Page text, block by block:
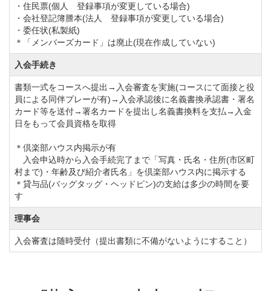
・住民票(個人 登録事項が変更している場合)
・会社登記簿謄本(法人 登録事項が変更している場合)
・委任状(私製紙)
＊「メンバーズカード」は廃止(現在作成していない)
入会手続き
書類一式をコースへ提出→入会審査を実施(コースにて面接と役
員による同伴プレーが有)→入会承認後に名義書換承認書・署名
カード等を送付→署名カードを提出し名義書換料を支払→入金
日をもって会員資格を取得
＊倶楽部ハウス内掲示が有
入会申込時から入会手続完了まで「写真・氏名・住所(市区町
村まで)・年齢及び紹介者氏名」を倶楽部ハウス内に掲示する
＊貸与品(バッグタッグ・ヘッドピン)の支給は多少の時間を要
す
理事会
入会審査は随時受付（提出書類に不備がないようにすること）